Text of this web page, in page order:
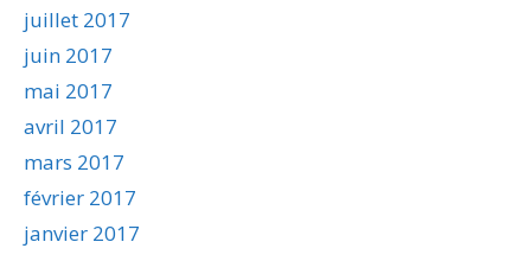
juillet 2017
juin 2017
mai 2017
avril 2017
mars 2017
février 2017
janvier 2017